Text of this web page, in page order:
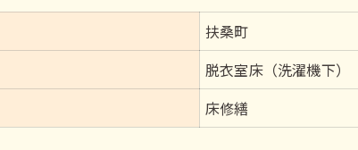
扶桑町
脱衣室床（洗濯機下）
床修繕